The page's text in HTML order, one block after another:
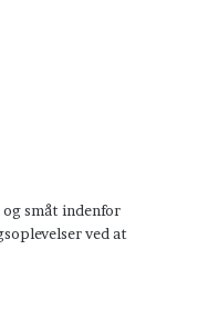
småt indenfor
ved at